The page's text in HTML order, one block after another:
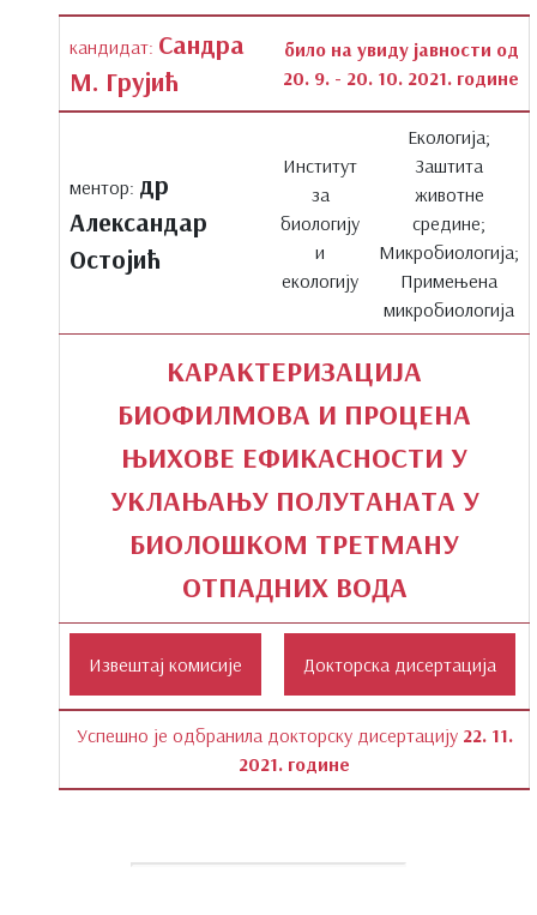
кандидат: Сандра
М. Грујић
било на увиду јавности од
20. 9. - 20. 10. 2021. године
ментор: др
Александар
Остојић
Институт
за
биологију
и
екологију
Екологија;
Заштита
животне
средине;
Микробиологија;
Примењена
микробиологија
КАРАКТЕРИЗАЦИЈА
БИОФИЛМОВА И ПРОЦЕНА
ЊИХОВЕ ЕФИКАСНОСТИ У
УКЛАЊАЊУ ПОЛУТАНАТА У
БИОЛОШКОМ ТРЕТМАНУ
ОТПАДНИХ ВОДА
Успешно је одбранила докторску дисертацију 22. 11.
2021. године